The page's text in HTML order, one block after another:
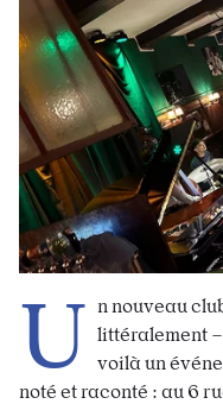
U n nouveau
littéralement
voilà un
noté et raconté : au 6